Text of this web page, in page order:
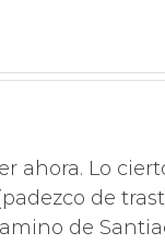
ahora. Lo
de
de